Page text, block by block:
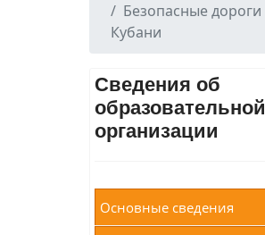
Безопасные дороги
Кубани
Сведения об
образовательной
организации
Основные сведения